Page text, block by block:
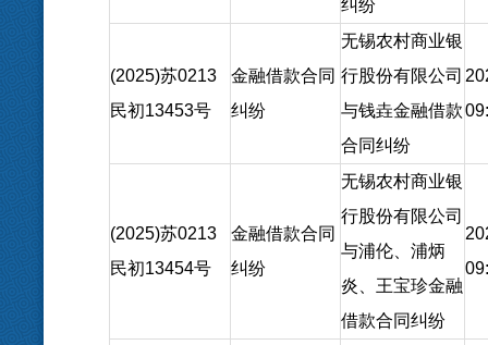
纠纷
(2025)苏0213
民初13453号
金融借款合同
纠纷
无锡农村商业银
行股份有限公司
与钱垚金融借款
合同纠纷
(2025)苏0213
民初13454号
金融借款合同
纠纷
无锡农村商业银
行股份有限公司
与浦伦、浦炳
炎、王宝珍金融
借款合同纠纷